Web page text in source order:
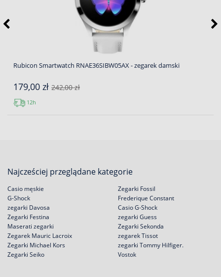
Rubicon Smartwatch RNAE36SIBW05AX - zegarek damski
179,00 zł 242,00 zł
12h
Najcześciej przeglądane kategorie
Casio męskie
G-Shock
zegarki Davosa
Zegarki Festina
Zegarki Fossil
Frederique Constant
Casio G-Shock
zegarki Guess
Maserati zegarki
Zegarek Mauric Lacroix
Zegarki Michael Kors
Zegarki Seiko
Zegarki Sekonda
zegarek Tissot
zegarki Tommy Hilfiger.
Vostok